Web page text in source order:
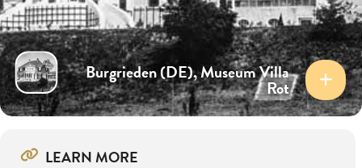
Burgrieden (DE), Museum Villa
Rot
LEARN MORE